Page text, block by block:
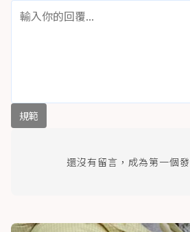
規範
還沒有留言，成為第一個發